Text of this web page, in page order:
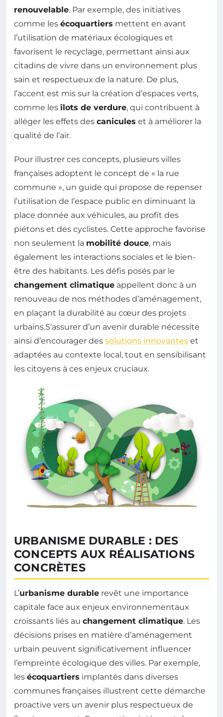
renouvelable. Par exemple, des initiatives
comme les écoquartiers mettent en avant
l’utilisation de matériaux écologiques et
favorisent le recyclage, permettant ainsi aux
citadins de vivre dans un environnement plus
sain et respectueux de la nature. De plus,
l’accent est mis sur la création d’espaces verts,
comme les îlots de verdure, qui contribuent à
alléger les effets des canicules et à améliorer la
qualité de l’air.
Pour illustrer ces concepts, plusieurs villes
françaises adoptent le concept de « la rue
commune », un guide qui propose de repenser
l’utilisation de l’espace public en diminuant la
place donnée aux véhicules, au profit des
piétons et des cyclistes. Cette approche favorise
non seulement la mobilité douce, mais
également les interactions sociales et le bien-
être des habitants. Les défis posés par le
changement climatique appellent donc à un
renouveau de nos méthodes d’aménagement,
en plaçant la durabilité au cœur des projets
urbains.S’assurer d’un avenir durable nécessite
ainsi d’encourager des solutions innovantes et
adaptées au contexte local, tout en sensibilisant
les citoyens à ces enjeux cruciaux.
URBANISME DURABLE : DES
CONCEPTS AUX RÉALISATIONS
CONCRÈTES
L’urbanisme durable revêt une importance
capitale face aux enjeux environnementaux
croissants liés au changement climatique. Les
décisions prises en matière d’aménagement
urbain peuvent significativement influencer
l’empreinte écologique des villes. Par exemple,
les écoquartiers implantés dans diverses
communes françaises illustrent cette démarche
proactive vers un avenir plus respectueux de